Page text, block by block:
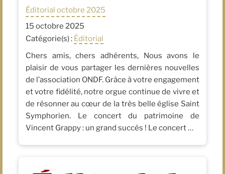
Éditorial octobre 2025
15 octobre 2025
Catégorie(s) : Éditorial
Chers amis, chers adhérents, Nous avons le
plaisir de vous partager les dernières nouvelles
de l’association ONDF. Grâce à votre engagement
et votre fidélité, notre orgue continue de vivre et
de résonner au cœur de la très belle église Saint
Symphorien. Le concert du patrimoine de
Vincent Grappy : un grand succès ! Le concert …